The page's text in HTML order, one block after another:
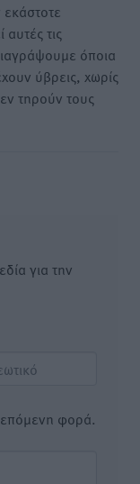
τις
όποια
ύβρεις, χωρίς
τηρούν τους
για την
επόμενη φορά.